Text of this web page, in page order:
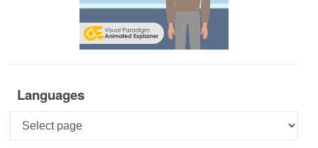
Languages
Languages